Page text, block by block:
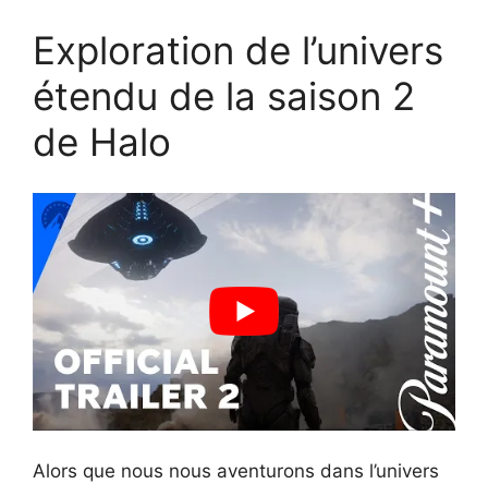
Exploration de l’univers
étendu de la saison 2
de Halo
Alors que nous nous aventurons dans l’univers